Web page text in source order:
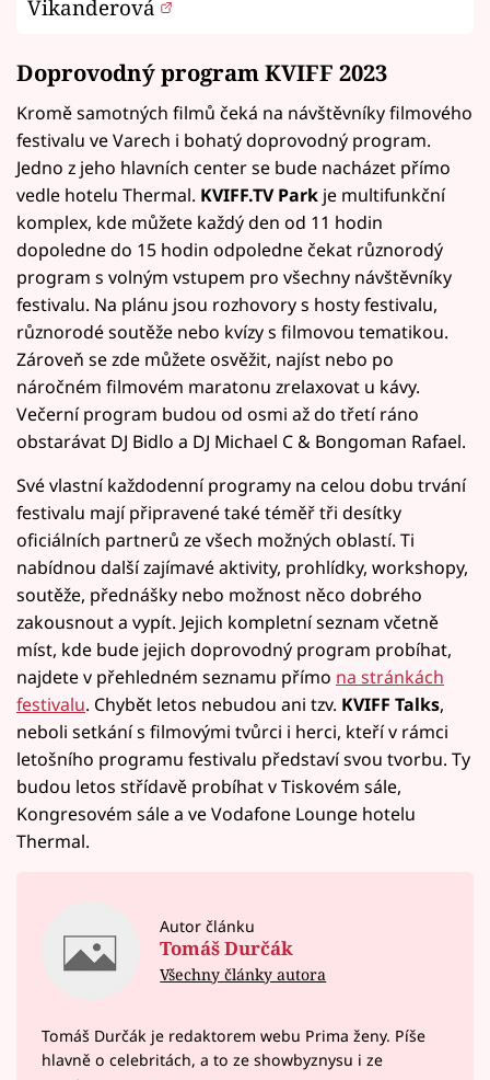
Vikanderová
Doprovodný program KVIFF 2023
Kromě samotných filmů čeká na návštěvníky filmového
festivalu ve Varech i bohatý doprovodný program.
Jedno z jeho hlavních center se bude nacházet přímo
vedle hotelu Thermal. KVIFF.TV Park je multifunkční
komplex, kde můžete každý den od 11 hodin
dopoledne do 15 hodin odpoledne čekat různorodý
program s volným vstupem pro všechny návštěvníky
festivalu. Na plánu jsou rozhovory s hosty festivalu,
různorodé soutěže nebo kvízy s filmovou tematikou.
Zároveň se zde můžete osvěžit, najíst nebo po
náročném filmovém maratonu zrelaxovat u kávy.
Večerní program budou od osmi až do třetí ráno
obstarávat DJ Bidlo a DJ Michael C & Bongoman Rafael.
Své vlastní každodenní programy na celou dobu trvání
festivalu mají připravené také téměř tři desítky
oficiálních partnerů ze všech možných oblastí. Ti
nabídnou další zajímavé aktivity, prohlídky, workshopy,
soutěže, přednášky nebo možnost něco dobrého
zakousnout a vypít. Jejich kompletní seznam včetně
míst, kde bude jejich doprovodný program probíhat,
najdete v přehledném seznamu přímo na stránkách
festivalu. Chybět letos nebudou ani tzv. KVIFF Talks,
neboli setkání s filmovými tvůrci i herci, kteří v rámci
letošního programu festivalu představí svou tvorbu. Ty
budou letos střídavě probíhat v Tiskovém sále,
Kongresovém sále a ve Vodafone Lounge hotelu
Thermal.
Autor článku
Tomáš Durčák
Všechny články autora
Tomáš Durčák je redaktorem webu Prima ženy. Píše
hlavně o celebritách, a to ze showbyznysu i ze